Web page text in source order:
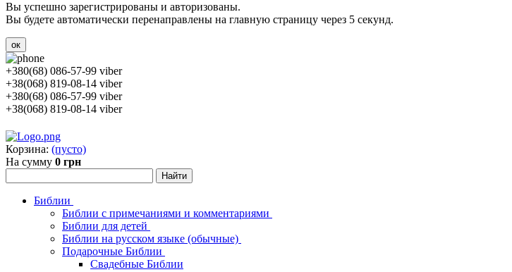
Вы успешно зарегистрированы и авторизованы.
Вы будете автоматически перенаправлены на главную страницу через 5 секунд.
ок
+380(68) 086-57-99 viber
+38(068) 819-08-14 viber
+380(68) 086-57-99 viber
+38(068) 819-08-14 viber
Корзина: (пусто)
На сумму 0 грн
Библии
Библии с примечаниями и комментариями
Библии для детей
Библии на русском языке (обычные)
Подарочные Библии
Свадебные Библии